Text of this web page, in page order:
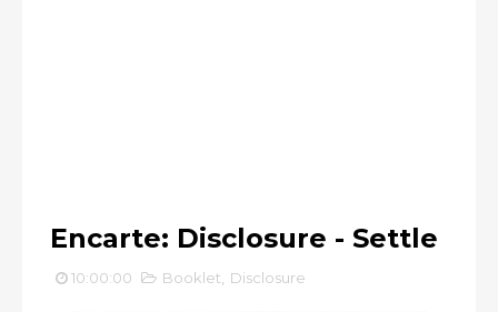
Encarte: Disclosure - Settle
10:00:00 Booklet Disclosure